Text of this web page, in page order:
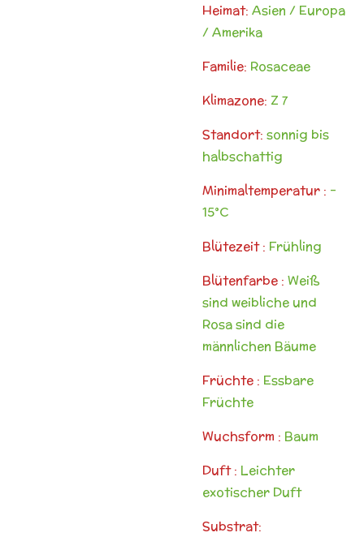
Heimat: Asien / Europa
/ Amerika
Familie: Rosaceae
Klimazone: Z 7
Standort: sonnig bis
halbschattig
Minimaltemperatur : -
15°C
Blütezeit : Frühling
Blütenfarbe : Weiß
sind weibliche und
Rosa sind die
männlichen Bäume
Früchte : Essbare
Früchte
Wuchsform : Baum
Duft : Leichter
exotischer Duft
Substrat: